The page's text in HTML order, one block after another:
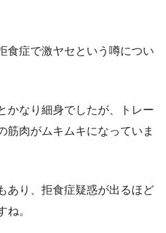
食症で激ヤセという噂につい
かなり細身でしたが、トレー
筋肉がムキムキになっていま
あり、拒食症疑惑が出るほど
ね。